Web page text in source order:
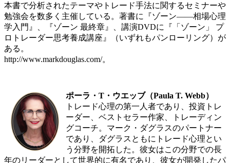
本書で分析されたテーマやトレード手法に関するセミナーや
勉強会を数多く主催している。著書に『ゾーン――相場心理
学入門』、『ゾーン 最終章』、講演DVDに『「ゾーン」 プ
ロトレーダー思考養成講座』（いずれもパンローリング）が
ある。
http://www.markdouglas.com/。
ポーラ・T・ウエッブ（Paula T. Webb）
トレード心理の第一人者であり、投資トレ
ーダー、ベストセラー作家、トレーディン
グコーチ。マーク・ダグラスのパートナー
であり、ダグラスともにトレード心理とい
う分野を開拓した。彼女はこの分野での長
年のリーダーとして世界的に有名であり、彼女が開発したパ